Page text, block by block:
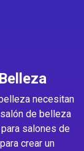
necesitan
de belleza
salones de
crear un